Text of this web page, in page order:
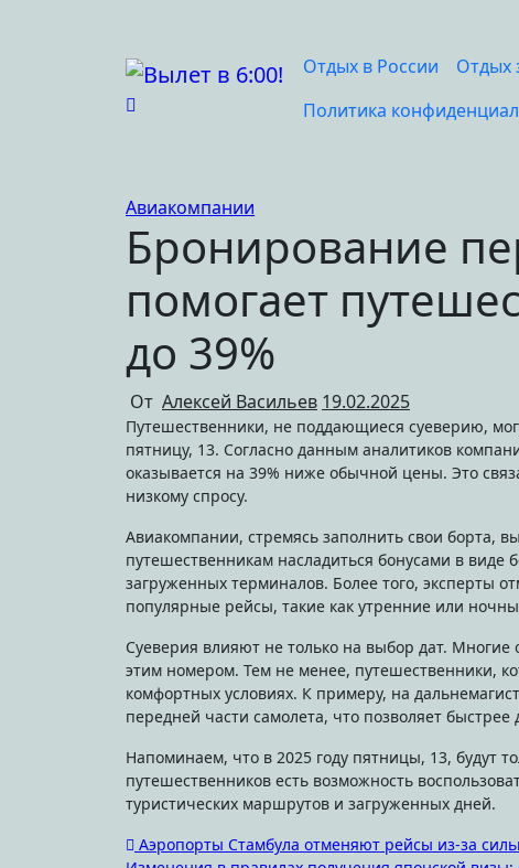
Отдых в России Отдых
Политика
Авиакомпании
Бронирование
помогает
до 39%
От Алексей Васильев 19.02.2025
Путешественники, не поддающиеся суеверию, могут существенно сократить расходы, бронируя перелеты на
пятницу, 13. Согласно данным аналитиков
оказывается на 39% ниже обычной цены. Это
низкому спросу.
Авиакомпании, стремясь заполнить свои борта,
путешественникам насладиться бонусами в виде
загруженных терминалов. Более того, эксперты
популярные рейсы, такие как утренние или
Суеверия влияют не только на выбор дат.
этим номером. Тем не менее, путешественники,
комфортных условиях. К примеру, на
передней части самолета, что позволяет быстрее
Напоминаем, что в 2025 году пятницы, 13, будут
путешественников есть возможность
туристических маршрутов и загруженных дней.
Навигация
Аэропорты Стамбула отменяют рейсы из-за